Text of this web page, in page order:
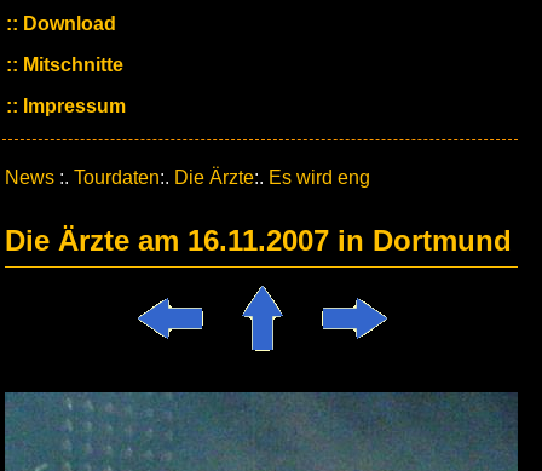
Download
Mitschnitte
Impressum
News :. Tourdaten:. Die Ärzte:. Es wird eng
Die Ärzte am 16.11.2007 in Dortmund